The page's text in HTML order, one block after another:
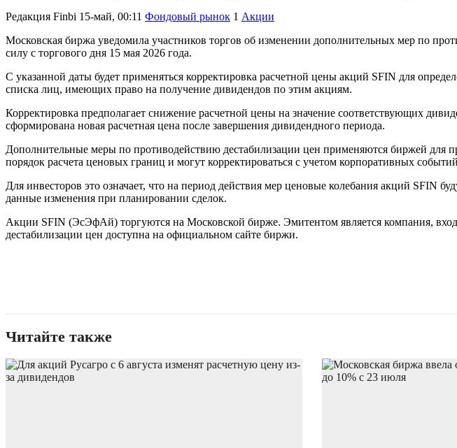
Редакция Finbi 15-май, 00:11 Фондовый рынок 1 Акции
Московская биржа уведомила участников торгов об изменении дополнительных мер по
силу с торгового дня 15 мая 2026 года.
С указанной даты будет применяться корректировка расчетной цены акций SFIN для
списка лиц, имеющих право на получение дивидендов по этим акциям.
Корректировка предполагает снижение расчетной цены на значение соответствующих
сформирована новая расчетная цена после завершения дивидендного периода.
Дополнительные меры по противодействию дестабилизации цен применяются биржей для
порядок расчета ценовых границ и могут корректироваться с учетом корпоративных
Для инвесторов это означает, что на период действия мер ценовые колебания акций SFIN
данные изменения при планировании сделок.
Акции SFIN (ЭсЭфАй) торгуются на Московской бирже. Эмитентом является компания,
дестабилизации цен доступна на официальном сайте биржи.
Читайте также